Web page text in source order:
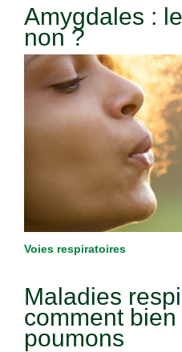
Amygdales :
non ?
Voies respiratoires
Maladies
comment
poumons